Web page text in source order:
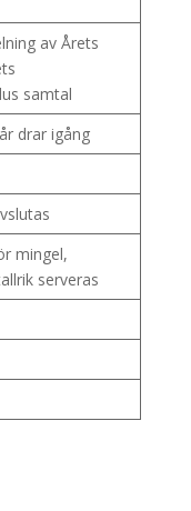
av Årets
samtal
drar igång
mingel,
serveras